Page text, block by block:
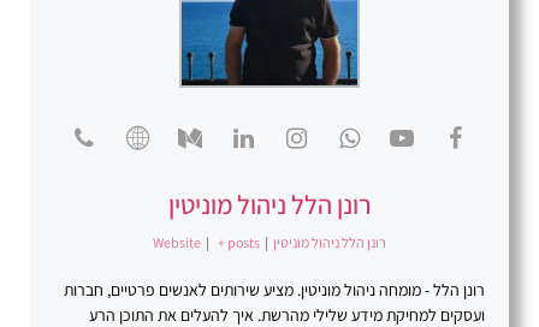
רונן הלל ניהול מוניטין
רונן הלל ניהול מוניטין |
Website | + posts
רונן הלל - מומחה ניהול מוניטין. מציע שירותים לאנשים פרטיים, חברות
ועסקים למחיקת מידע שלילי מהרשת. איך להעלים את התוכן הרע